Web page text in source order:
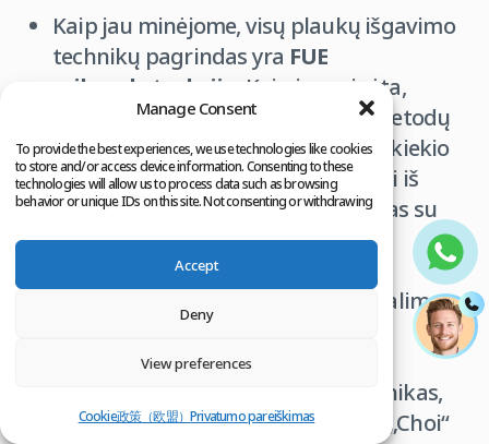
Manage Consent
To provide the best experiences, we use technologies like cookies
to store and/or access device information. Consenting to these
technologies will allow us to process data such as browsing
behavior or unique IDs on this site. Not consenting or withdrawing
Accept
Deny
View preferences
Cookie政策（欧盟）Privatumo pareiškimas
Kaip jau minėjome, visų plaukų išgavimo
technikų pagrindas yra FUE
mikroekstrakcija
. Kaip jau minėta,
skirtumai tarp plaukų išgavimo metodų
priklauso nuo naudojamų įrankių kiekio
ir tipo. Svarstant safyro techniką, ji iš
esmės yra FUE plaukų persodinimas su
nedideliu įrankio, naudojamo
mikroskopinėms angoms atverti,
pakeitimu. Tačiau šio metodo negalime
laikyti nauja technika. Nepaisant
reklamos gausos, siūlančios
technikas,
tokias kaip safyro technologija ar „Choi“